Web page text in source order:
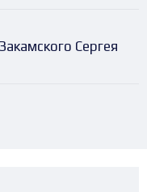
Сергея